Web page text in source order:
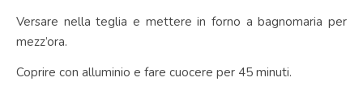
Versare nella teglia e mettere in forno a bagnomaria per
mezz’ora.
Coprire con alluminio e fare cuocere per 45 minuti.